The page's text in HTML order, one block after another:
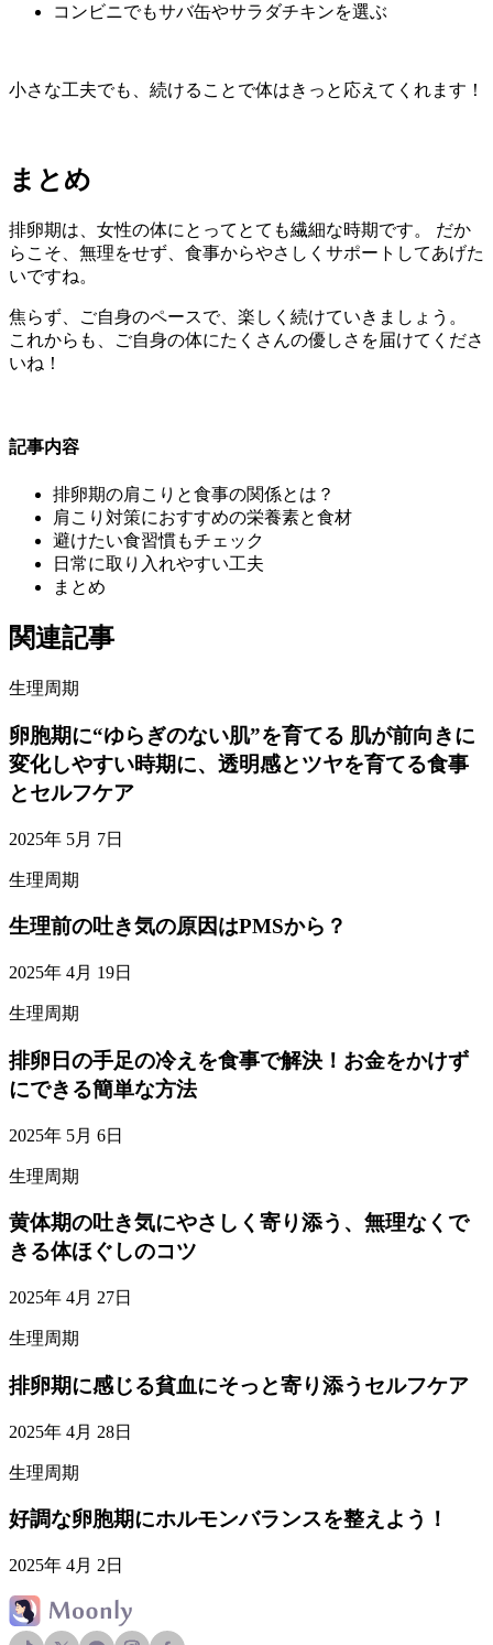
コンビニでもサバ缶やサラダチキンを選ぶ
小さな工夫でも、続けることで体はきっと応えてくれます！
まとめ
排卵期は、女性の体にとってとても繊細な時期です。 だか
らこそ、無理をせず、食事からやさしくサポートしてあげた
いですね。
焦らず、ご自身のペースで、楽しく続けていきましょう。
これからも、ご自身の体にたくさんの優しさを届けてくださ
いね！
記事内容
排卵期の肩こりと食事の関係とは？
肩こり対策におすすめの栄養素と食材
避けたい食習慣もチェック
日常に取り入れやすい工夫
まとめ
関連記事
生理周期
卵胞期に“ゆらぎのない肌”を育てる 肌が前向きに
変化しやすい時期に、透明感とツヤを育てる食事
とセルフケア
2025年 5月 7日
生理周期
生理前の吐き気の原因はPMSから？
2025年 4月 19日
生理周期
排卵日の手足の冷えを食事で解決！お金をかけず
にできる簡単な方法
2025年 5月 6日
生理周期
黄体期の吐き気にやさしく寄り添う、無理なくで
きる体ほぐしのコツ
2025年 4月 27日
生理周期
排卵期に感じる貧血にそっと寄り添うセルフケア
2025年 4月 28日
生理周期
好調な卵胞期にホルモンバランスを整えよう！
2025年 4月 2日